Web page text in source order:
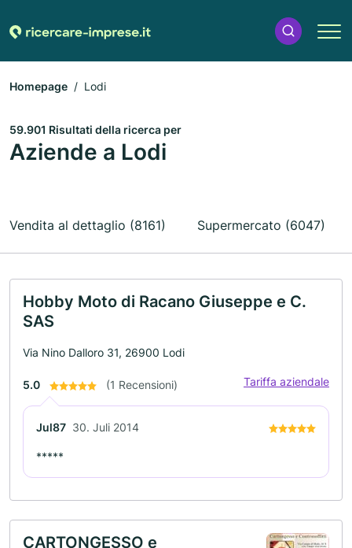
Homepage Lodi
59.901 Risultati della ricerca per
Aziende a Lodi
Vendita al dettaglio (8161) Supermercato (6047)
Hobby Moto di Racano Giuseppe e C.
SAS
Via Nino Dalloro 31, 26900 Lodi
5.0 (1 Recensioni) Tariffa aziendale
Jul87 30. Juli 2014
*****
CARTONGESSO e